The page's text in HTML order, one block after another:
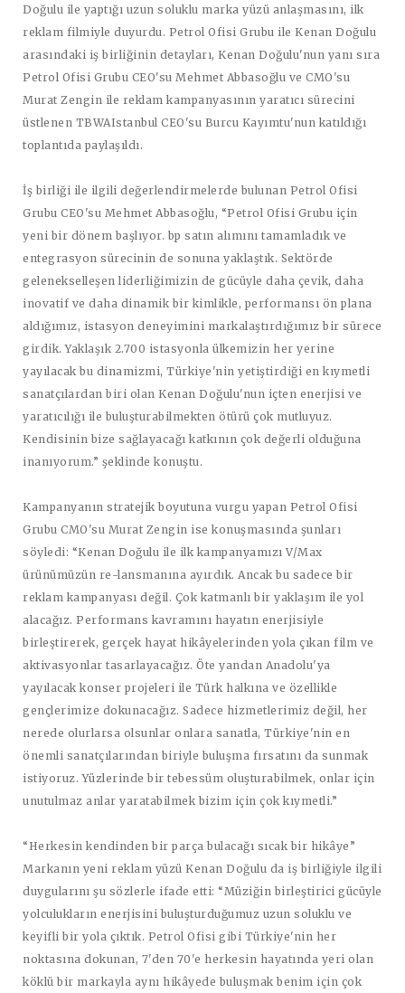
Doğulu ile yaptığı uzun soluklu marka yüzü anlaşmasını, ilk
reklam filmiyle duyurdu. Petrol Ofisi Grubu ile Kenan Doğulu
arasındaki iş birliğinin detayları, Kenan Doğulu'nun yanı sıra
Petrol Ofisi Grubu CEO'su Mehmet Abbasoğlu ve CMO'su
Murat Zengin ile reklam kampanyasının yaratıcı sürecini
üstlenen TBWAIstanbul CEO'su Burcu Kayımtu'nun katıldığı
toplantıda paylaşıldı.
İş birliği ile ilgili değerlendirmelerde bulunan Petrol Ofisi
Grubu CEO'su Mehmet Abbasoğlu , “Petrol Ofisi Grubu için
yeni bir dönem başlıyor. bp satın alımını tamamladık ve
entegrasyon sürecinin de sonuna yaklaştık. Sektörde
gelenekselleşen liderliğimizin de gücüyle daha çevik, daha
inovatif ve daha dinamik bir kimlikle, performansı ön plana
aldığımız, istasyon deneyimini markalaştırdığımız bir sürece
girdik. Yaklaşık 2.700 istasyonla ülkemizin her yerine
yayılacak bu dinamizmi, Türkiye'nin yetiştirdiği en kıymetli
sanatçılardan biri olan Kenan Doğulu'nun içten enerjisi ve
yaratıcılığı ile buluşturabilmekten ötürü çok mutluyuz.
Kendisinin bize sağlayacağı katkının çok değerli olduğuna
inanıyorum.” şeklinde konuştu.
Kampanyanın stratejik boyutuna vurgu yapan Petrol Ofisi
Grubu CMO'su Murat Zengin ise konuşmasında şunları
söyledi: “Kenan Doğulu ile ilk kampanyamızı V/Max
ürünümüzün re-lansmanına ayırdık. Ancak bu sadece bir
reklam kampanyası değil. Çok katmanlı bir yaklaşım ile yol
alacağız. Performans kavramını hayatın enerjisiyle
birleştirerek, gerçek hayat hikâyelerinden yola çıkan film ve
aktivasyonlar tasarlayacağız. Öte yandan Anadolu'ya
yayılacak konser projeleri ile Türk halkına ve özellikle
gençlerimize dokunacağız. Sadece hizmetlerimiz değil, her
nerede olurlarsa olsunlar onlara sanatla, Türkiye'nin en
önemli sanatçılarından biriyle buluşma fırsatını da sunmak
istiyoruz. Yüzlerinde bir tebessüm oluşturabilmek, onlar için
unutulmaz anlar yaratabilmek bizim için çok kıymetli.”
“Herkesin kendinden bir parça bulacağı sıcak bir hikâye”
Markanın yeni reklam yüzü Kenan Doğulu da iş birliğiyle ilgili
duygularını şu sözlerle ifade etti: “Müziğin birleştirici gücüyle
yolculukların enerjisini buluşturduğumuz uzun soluklu ve
keyifli bir yola çıktık. Petrol Ofisi gibi Türkiye'nin her
noktasına dokunan, 7'den 70'e herkesin hayatında yeri olan
köklü bir markayla aynı hikâyede buluşmak benim için çok